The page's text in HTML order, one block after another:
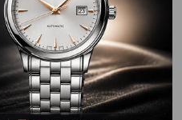
49
Rodyklinis, sekundinė